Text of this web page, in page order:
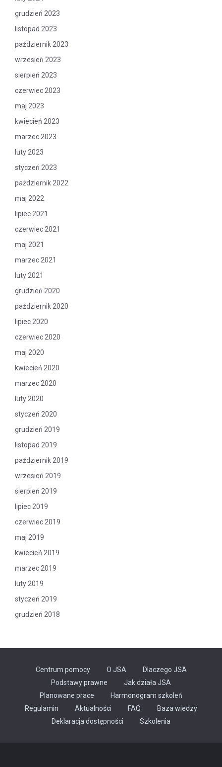
grudzień 2023
listopad 2023
październik 2023
wrzesień 2023
sierpień 2023
czerwiec 2023
maj 2023
kwiecień 2023
marzec 2023
luty 2023
styczeń 2023
październik 2022
maj 2022
lipiec 2021
czerwiec 2021
maj 2021
marzec 2021
luty 2021
grudzień 2020
październik 2020
lipiec 2020
czerwiec 2020
maj 2020
kwiecień 2020
marzec 2020
luty 2020
styczeń 2020
grudzień 2019
listopad 2019
październik 2019
wrzesień 2019
sierpień 2019
lipiec 2019
czerwiec 2019
maj 2019
kwiecień 2019
marzec 2019
luty 2019
styczeń 2019
grudzień 2018
Centrum pomocy O JSA
Dlaczego JSA
Podstawy prawne
Jak działa JSA
Planowane prace
Harmonogram szkoleń
Regulamin
Aktualności FAQ
Baza wiedzy
Deklaracja dostępności
Szkolenia